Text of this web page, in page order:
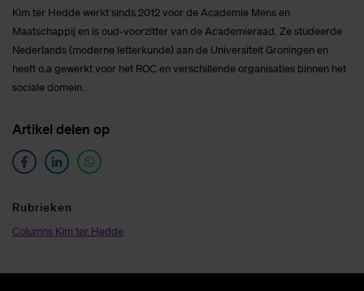
Kim ter Hedde werkt sinds 2012 voor de Academie Mens en
Maatschappij en is oud-voorzitter van de Academieraad. Ze studeerde
Nederlands (moderne letterkunde) aan de Universiteit Groningen en
heeft o.a gewerkt voor het ROC en verschillende organisaties binnen het
sociale domein.
Ar­ti­kel de­len op
Ru­brie­ken
Columns Kim ter Hedde